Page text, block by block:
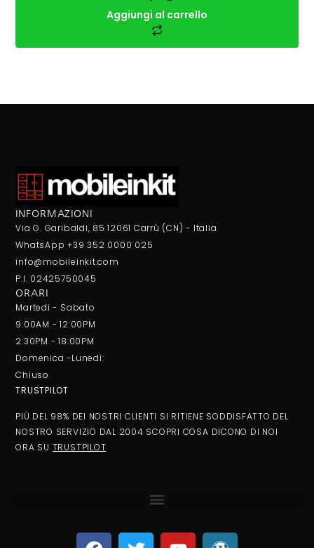
Aggiungi al carrello
INFORMAZIONI
Via G. Garibaldi, 85 12061 Carrù (CN) - Italia
WhatsApp +39 352 0000 025
info@mobileinkit.com
P.I. 02425750045
ORARI
Martedi - Sabato
9:00AM - 12:00PM
2:30PM - 18:00PM
Domenica -Lunedì:
Chiuso
TRUSTPILOT
PIÙ DEL 98% DEI NOSTRI CLIENTI SI RITIENE SODDISFATTO DEL
NOSTRO SERVIZIO DAL 2004 SCOPRI COSA DICONO DI NOI
ORA SU TRUSTPILOT